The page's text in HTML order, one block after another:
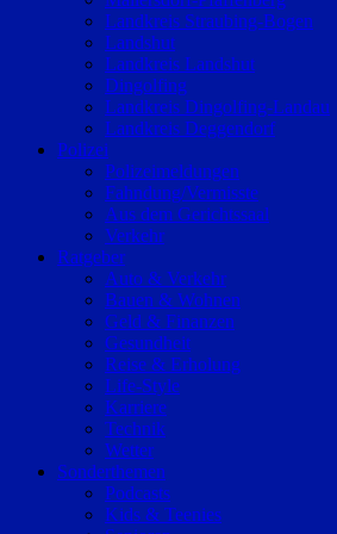
Landkreis Straubing-Bogen
Landshut
Landkreis Landshut
Dingolfing
Landkreis Dingolfing-Landau
Landkreis Deggendorf
Polizei
Polizeimeldungen
Fahndung/Vermisste
Aus dem Gerichtssaal
Verkehr
Ratgeber
Auto & Verkehr
Bauen & Wohnen
Geld & Finanzen
Gesundheit
Reise & Erholung
Life-Style
Karriere
Technik
Wetter
Sonderthemen
Podcasts
Kids & Teenies